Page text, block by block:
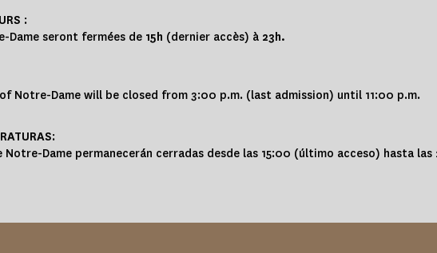
:
Dame seront fermées de 15h (dernier accès) à 23h.
Notre-Dame will be closed from 3:00 p.m. (last admission) until 11:00 p.m.
:
Notre-Dame permanecerán cerradas desde las 15:00 (último acceso) hasta las